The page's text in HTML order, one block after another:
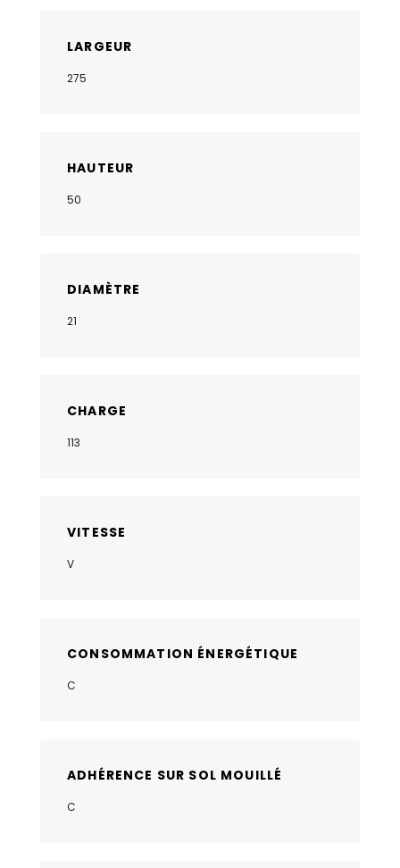
LARGEUR
275
HAUTEUR
50
DIAMÈTRE
21
CHARGE
113
VITESSE
V
CONSOMMATION ÉNERGÉTIQUE
C
ADHÉRENCE SUR SOL MOUILLÉ
C